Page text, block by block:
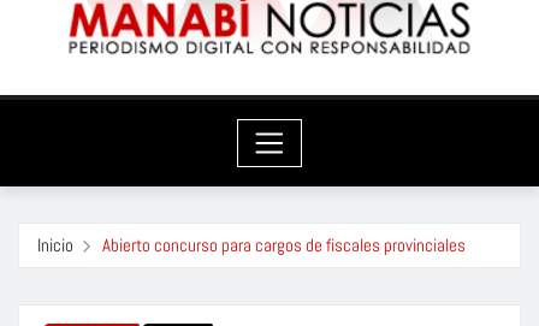
Inicio Abierto concurso para cargos de fiscales provinciales